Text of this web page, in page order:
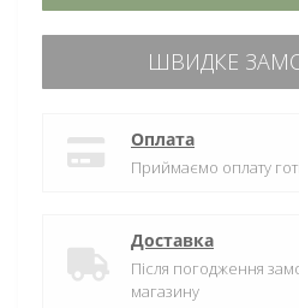
ШВИДКЕ
Оплата
Приймаємо оплату
Доставка
Після погодження
магазину